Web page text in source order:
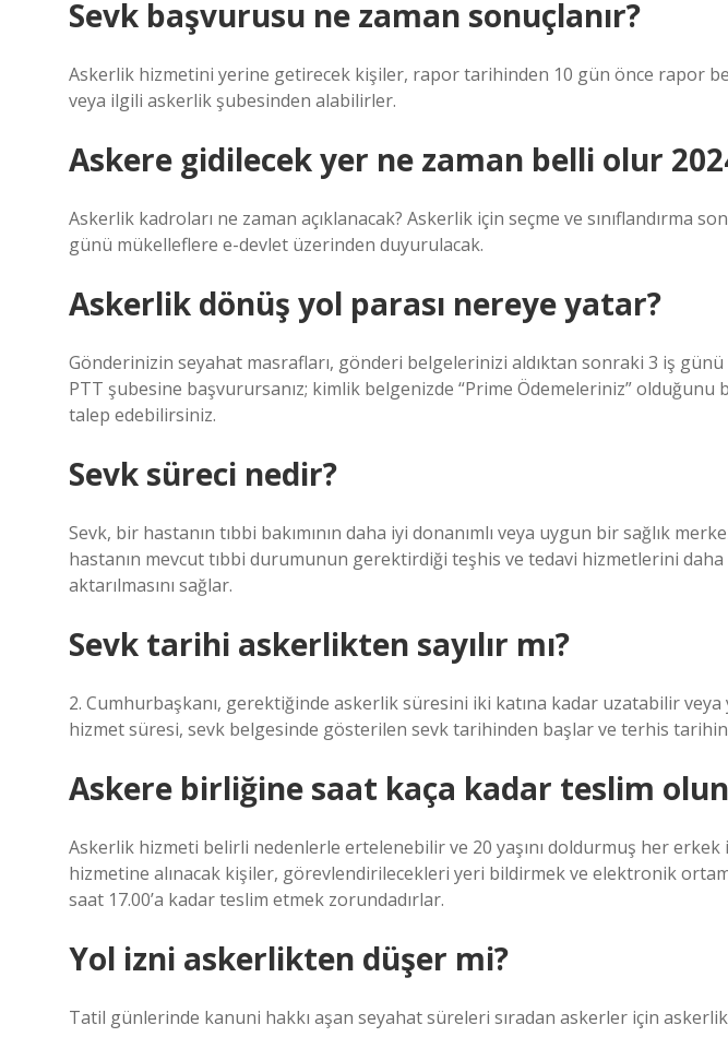
Sevk başvurusu ne zaman sonuçlanır?
Askerlik hizmetini yerine getirecek kişiler, rapor tarihinden 10 gün önce rapor
veya ilgili askerlik şubesinden alabilirler.
Askere gidilecek yer ne zaman belli olur
Askerlik kadroları ne zaman açıklanacak? Askerlik için seçme ve sınıflandırma
günü mükelleflere e-devlet üzerinden duyurulacak.
Askerlik dönüş yol parası nereye yatar?
Gönderinizin seyahat masrafları, gönderi belgelerinizi aldıktan sonraki 3 iş günü
PTT şubesine başvurursanız; kimlik belgenizde “Prime Ödemeleriniz” olduğunu
talep edebilirsiniz.
Sevk süreci nedir?
Sevk, bir hastanın tıbbi bakımının daha iyi donanımlı veya uygun bir sağlık
hastanın mevcut tıbbi durumunun gerektirdiği teşhis ve tedavi hizmetlerini
aktarılmasını sağlar.
Sevk tarihi askerlikten sayılır mı?
2. Cumhurbaşkanı, gerektiğinde askerlik süresini iki katına kadar uzatabilir veya
hizmet süresi, sevk belgesinde gösterilen sevk tarihinden başlar ve terhis
Askere birliğine saat kaça kadar teslim
Askerlik hizmeti belirli nedenlerle ertelenebilir ve 20 yaşını doldurmuş her
hizmetine alınacak kişiler, görevlendirilecekleri yeri bildirmek ve elektronik
saat 17.00’a kadar teslim etmek zorundadırlar.
Yol izni askerlikten düşer mi?
Tatil günlerinde kanuni hakkı aşan seyahat süreleri sıradan askerler için